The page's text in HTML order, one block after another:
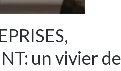
un vivier de